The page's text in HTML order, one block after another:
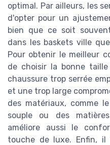
optimal. Par ailleurs, les
d'opter pour un
bien que ce soit
dans les baskets ville
Pour obtenir le meilleur
de choisir la bonne
chaussure trop serrée
et une trop large
des matériaux, comme
souple ou des
améliore aussi le
touche de luxe. Enfin,